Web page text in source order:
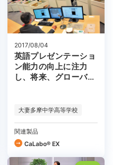
2017/08/04
英語プレゼンテーショ
ン能力の向上に注力
し、将来、グローバル
大妻多摩中学高等学校
関連製品
CaLabo® EX